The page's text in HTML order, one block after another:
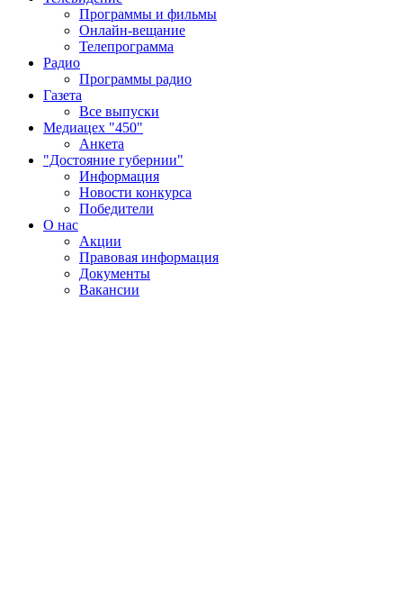
Программы и фильмы
Онлайн-вещание
Телепрограмма
Радио
Программы радио
Газета
Все выпуски
Медиацех "450"
Анкета
"Достояние губернии"
Информация
Новости конкурса
Победители
О нас
Акции
Правовая информация
Документы
Вакансии